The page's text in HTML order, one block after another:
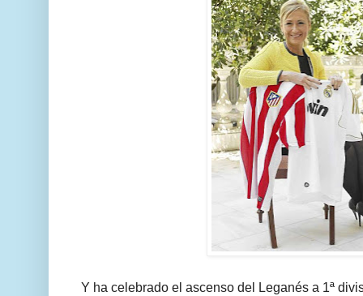
Y ha celebrado el ascenso del Leganés a 1ª